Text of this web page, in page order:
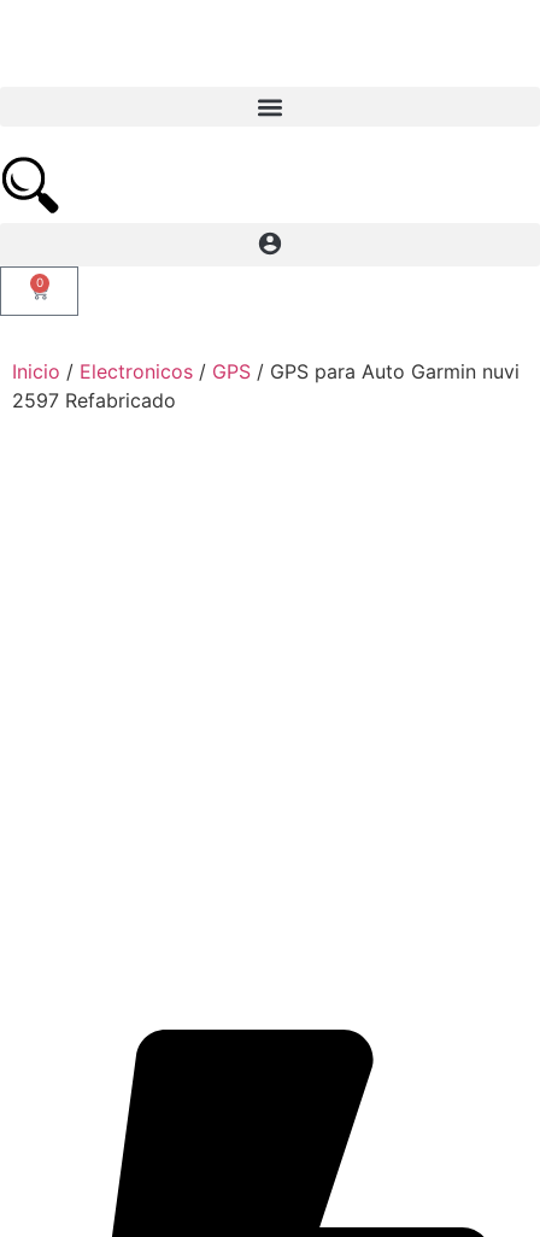
0
Inicio / Electronicos / GPS / GPS para Auto Garmin nuvi
2597 Refabricado